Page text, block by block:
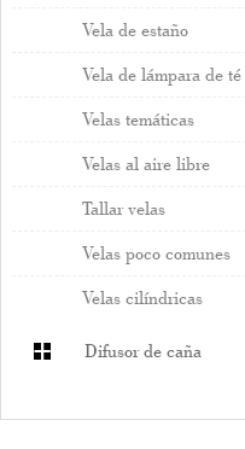
Vela de estaño
Vela de lámpara de té
Velas temáticas
Velas al aire libre
Tallar velas
Velas poco comunes
Velas cilíndricas
Difusor de caña